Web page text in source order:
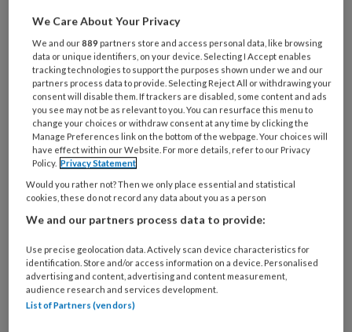
wel?
15 JULI 2015 NIEUWS TOEZICHT KINDEROPVANG
We Care About Your Privacy
We and our889 partners store and access personal data, like browsing
data or unique identifiers, on your device. Selecting I Accept enables
tracking technologies to support the purposes shown under we and our
partners process data to provide. Selecting Reject All or withdrawing your
consent will disable them. If trackers are disabled, some content and ads
you see may not be as relevant to you. You can resurface this menu to
change your choices or withdraw consent at any time by clicking the
Manage Preferences link on the bottom of the webpage. Your choices will
have effect within our Website. For more details, refer to our Privacy
Policy. Privacy Statement
Would you rather not? Then we only place essential and statistical
cookies, these do not record any data about you as a person
We and our partners process data to provide:
Use precise geolocation data. Actively scan device characteristics for
identification. Store and/or access information on a device. Personalised
advertising and content, advertising and content measurement,
audience research and services development.
List of Partners (vendors)